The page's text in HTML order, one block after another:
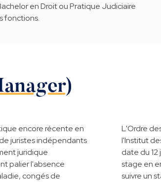
en Droit ou Pratique Judiciaire
fonctions.
encore récente en
juristes indépendants
juridique
palier l'absence
congés de
L'Ordre
l'Institut
date du
stage en
suivre un